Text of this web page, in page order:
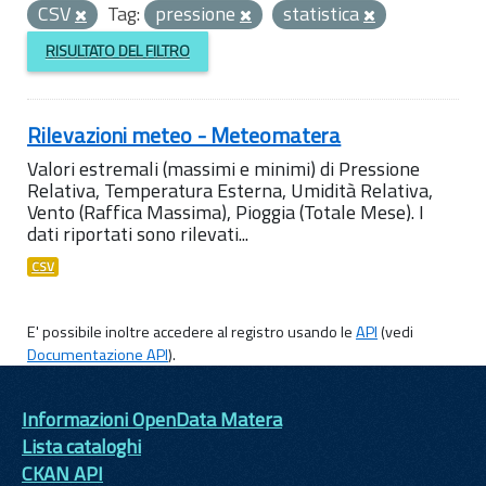
CSV
Tag: pressione statistica
RISULTATO DEL FILTRO
Rilevazioni meteo - Meteomatera
Valori estremali (massimi e minimi) di Pressione
Relativa, Temperatura Esterna, Umidità Relativa,
Vento (Raffica Massima), Pioggia (Totale Mese). I
dati riportati sono rilevati...
CSV
E' possibile inoltre accedere al registro usando leAPI(vedi
Documentazione API).
Informazioni OpenData Matera
Lista cataloghi
CKAN API